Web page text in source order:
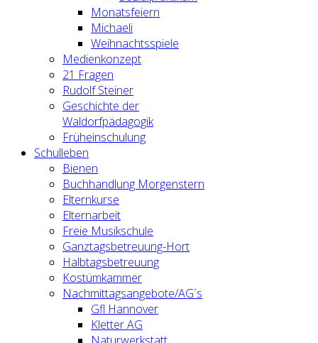
Monatsfeiern
Michaeli
Weihnachtsspiele
Medienkonzept
21 Fragen
Rudolf Steiner
Geschichte der
Waldorfpädagogik
Früheinschulung
Schulleben
Bienen
Buchhandlung Morgenstern
Elternkurse
Elternarbeit
Freie Musikschule
Ganztagsbetreuung-Hort
Halbtagsbetreuung
Kostümkammer
Nachmittagsangebote/AG´s
Gfl Hannover
Kletter AG